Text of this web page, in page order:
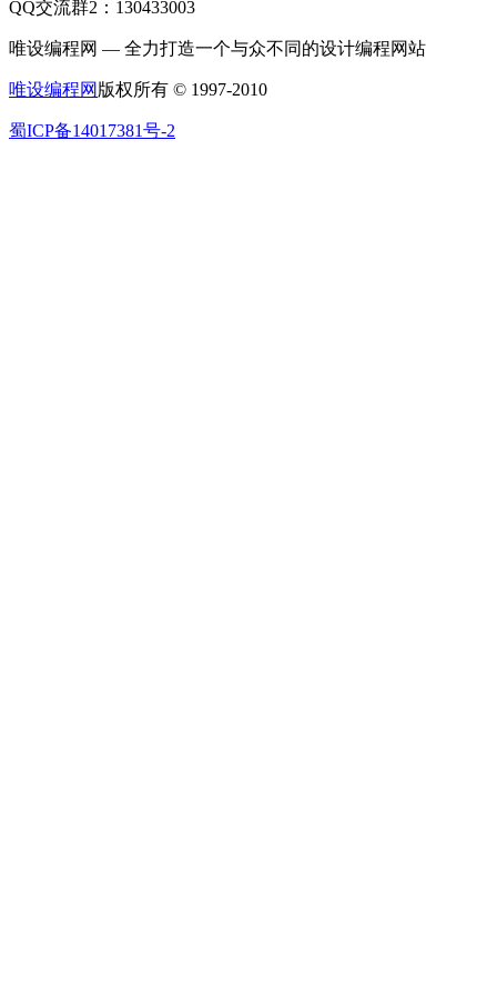
QQ交流群2：130433003
唯设编程网 — 全力打造一个与众不同的设计编程网站
唯设编程网 版权所有 © 1997-2010
蜀ICP备14017381号-2